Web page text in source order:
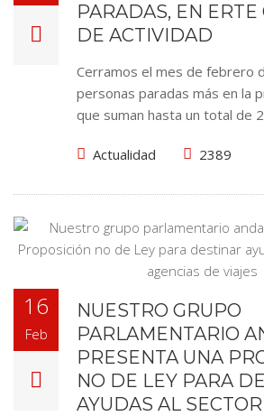
PARADAS, EN ERTE
DE ACTIVIDAD
Cerramos el mes de febrero
personas paradas más en la
que suman hasta un total de
Actualidad 2389
16
Feb
NUESTRO GRUPO
PARLAMENTARIO
PRESENTA UNA
NO DE LEY PARA
AYUDAS AL